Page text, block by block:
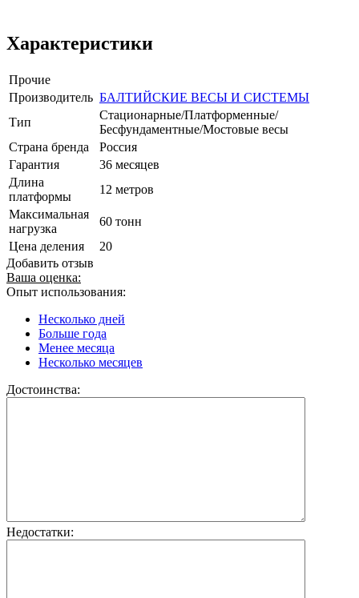
Характеристики
Прочие
Производитель БАЛТИЙСКИЕ ВЕСЫ И СИСТЕМЫ
Тип
Стационарные/Платформенные/
Бесфундаментные/Мостовые весы
Страна бренда
Россия
Гарантия
36 месяцев
Длина
платформы
12 метров
Максимальная
нагрузка
60 тонн
Цена деления
20
Добавить отзыв
Ваша оценка:
Опыт использования:
Несколько дней
Больше года
Менее месяца
Несколько месяцев
Достоинства:
Недостатки: